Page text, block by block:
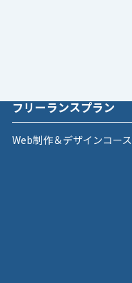
フリーランスプラン
Web制作＆デザインコース